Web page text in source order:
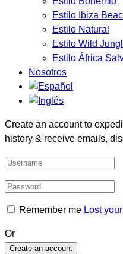
Estilo Ibiza
Estilo Natural
Estilo Wild
Estilo África
Nosotros
Create an account to
history & receive emails,
Remember me Lost
Or
Create an account